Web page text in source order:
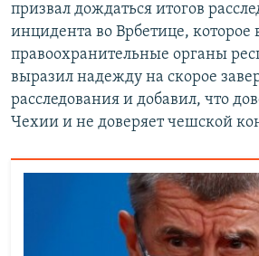
призвал дождаться итогов
инцидента во Врбетице, которое
правоохранительные органы
выразил надежду на скорое
расследования и добавил, что
Чехии и не доверяет чешской